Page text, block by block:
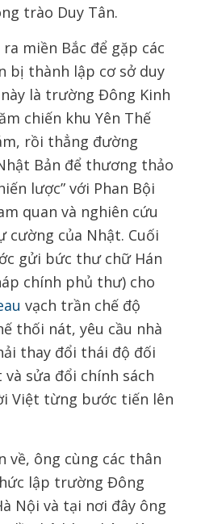
trào Duy Tân.
miền Bắc để gặp các
bị thành lập cơ sở duy
là trường Đông Kinh
chiến khu Yên Thế
rồi thẳng đường
Bản để thương thảo
lược” với Phan Bội
quan và nghiên cứu
cường của Nhật. Cuối
gửi bức thư chữ Hán
chính phủ thư) cho
vạch trần chế độ
thối nát, yêu cầu nhà
thay đổi thái độ đối
sửa đổi chính sách
Việt từng bước tiến lên
về, ông cùng các thân
lập trường Đông
Nội và tại nơi đây ông